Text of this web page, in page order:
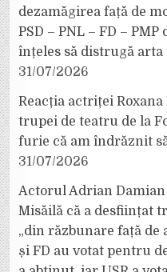
dezamăgirea față de
PSD – PNL – FD –
înțeles să distrugă
31/07/2026
Reacția actriței
trupei de teatru de la
furie că am îndrăznit
31/07/2026
Actorul Adrian
Misăilă că a desființat
„din răzbunare față de
și FD au votat pentru